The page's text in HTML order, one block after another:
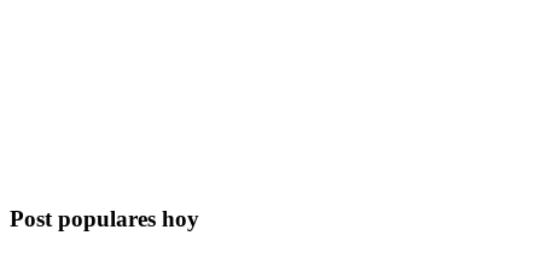
Post populares hoy